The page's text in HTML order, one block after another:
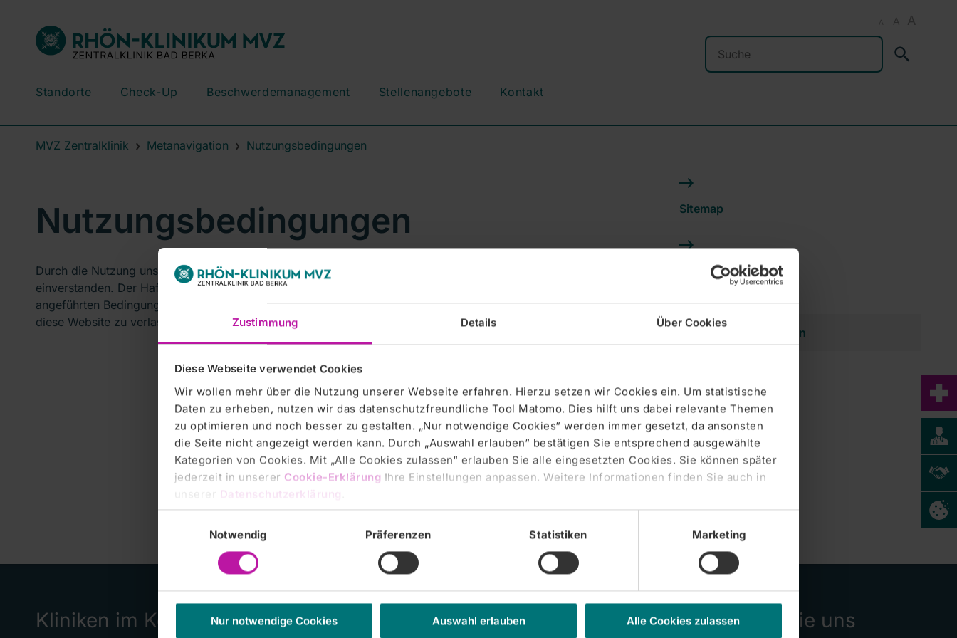
Zustimmung Details Über Cookies
Diese Webseite verwendet Cookies
Wir wollen mehr über die Nutzung unserer Webseite erfahren. Hierzu setzen wir Cookies ein. Um statistische
Daten zu erheben, nutzen wir das datenschutzfreundliche Tool Matomo. Dies hilft uns dabei relevante Themen
zu optimieren und noch besser zu gestalten. „Nur notwendige Cookies“ werden immer gesetzt, da ansonsten
die Seite nicht angezeigt werden kann. Durch „Auswahl erlauben“ bestätigen Sie entsprechend ausgewählte
Kategorien von Cookies. Mit „Alle Cookies zulassen“ erlauben Sie alle eingesetzten Cookies. Sie können später
jederzeit in unserer Cookie-Erklärung Ihre Einstellungen anpassen. Weitere Informationen finden Sie auch in
unserer Datenschutzerklärung
Notwendig
Präferenzen Statistiken Marketing
Nur notwendige Cookies Auswahl erlauben Alle Cookies zulassen
A A A
Suchen
Standorte Check-Up Beschwerdemanagement Stellenangebote Kontakt
MVZ Zentralklinik Metanavigation Nutzungsbedingungen
Nutzungsbedingungen
Durch die Nutzung unserer Seiten erklären Sie sich mit dem Haftungsausschluss unserer Website
einverstanden. Der Haftungsausschluss ist ausdrücklich Teil des Internetangebots. Wenn Sie die oben
angeführten Bedingungen für den Gebrauch der Website nicht akzeptieren können oder wollen, bitten wir Sie,
diese Website zu verlassen.
Sitemap
Impressum
Nutzungsbedingungen
Datenschutz
Cookie-Erklärung
Kliniken im Konzern
Häufig besuchte
Folgen Sie uns